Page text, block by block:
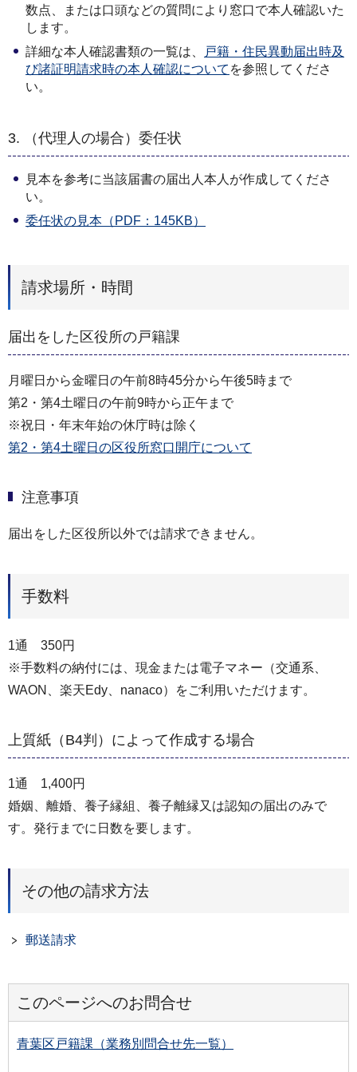
数点、または口頭などの質問により窓口で本人確認いた
します。
詳細な本人確認書類の一覧は、
戸籍・住民異動届出時及
び諸証明請求時の本人確認について を参照してくださ
い。
3. （代理人の場合）委任状
見本を参考に当該届書の届出人本人が作成してくださ
い。
委任状の見本（PDF：145KB）
請求場所・時間
届出をした区役所の戸籍課
月曜日から金曜日の午前8時45分から午後5時まで
第2・第4土曜日の午前9時から正午まで
※祝日・年末年始の休庁時は除く
第2・第4土曜日の区役所窓口開庁について
注意事項
届出をした区役所以外では請求できません。
手数料
1通 350円
※手数料の納付には、現金または電子マネー（交通系、
WAON、楽天Edy、nanaco）をご利用いただけます。
上質紙（B4判）によって作成する場合
1通 1,400円
婚姻、離婚、養子縁組、養子離縁又は認知の届出のみで
す。発行までに日数を要します。
その他の請求方法
郵送請求
このページへのお問合せ
青葉区戸籍課（業務別問合せ先一覧）